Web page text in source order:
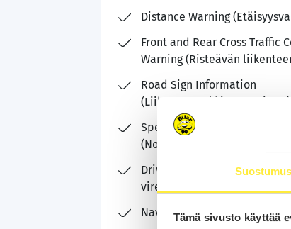
Suostumus
Tämä sivusto käyttää
Distance Warning
Front and Rear Cross Traffic
Warning (Risteävän
Road Sign Information
(Liikennemerkkien tunnistus)
Speed Sign Assist
(Nopeusrajoitusavustus)
Driver Attention Warning
vireystilaa koskeva varoitus)
Navigointijärjestelmä